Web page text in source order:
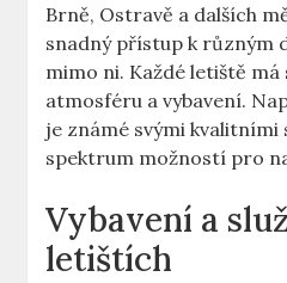
Brně, Ostravě a dalších
snadný přístup k různým
mimo ni. Každé letiště‌
⁢atmosféru a vybavení.
je ‍známé svými kvalitními
spektrum možností pro
Vybavení a
letištích